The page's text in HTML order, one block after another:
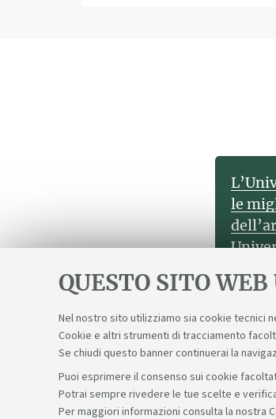
QUESTO SITO
Nel nostro sito utilizziamo sia cookie tecnici
Cookie e altri strumenti di tracciamento
Se chiudi questo banner continuerai la
Puoi esprimere il consenso sui cookie
Potrai sempre rivedere le tue scelte e
Per maggiori informazioni consulta la nostra
le
il 19°
20
Sosteniamo il diritto alla conoscenza